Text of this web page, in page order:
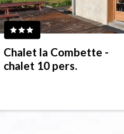
Chalet la Combette -
chalet 10 pers.